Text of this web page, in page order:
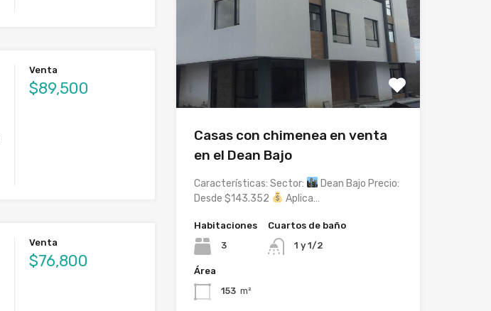
Venta
$89,500
Venta
$76,800
Casas con chimenea en venta
en el Dean Bajo
Características: Sector:
Dean Bajo Precio:
Desde $143.352
Aplica…
Habitaciones
3
Cuartos de baño
1 y 1/2
Área
153 m²